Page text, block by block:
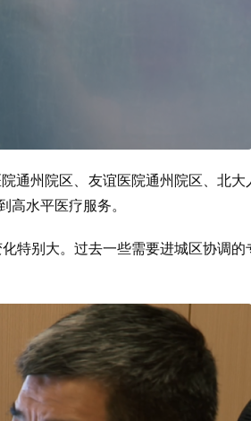
通州院区、友谊医院通州院区、北大
水平医疗服务。
特别大。过去一些需要进城区协调的